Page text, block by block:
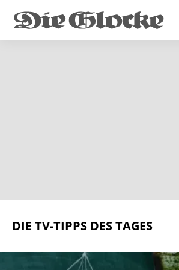
DIE TV-TIPPS DES TAGES